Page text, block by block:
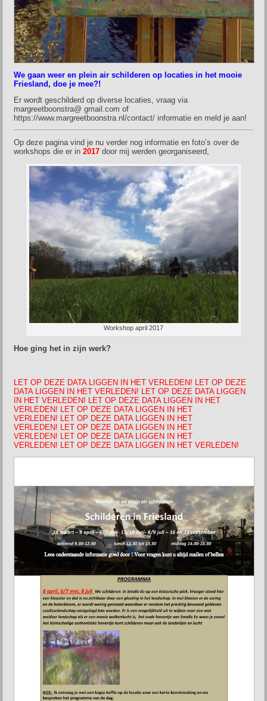
We gaan weer en plein air schilderen op locaties in het mooie
Friesland, doe je mee?!
Er wordt geschilderd op diverse locaties, vraag via
margreetboonstra@ gmail.com of
https://www.margreetboonstra.nl/contact/ informatie en meld je aan!
Op deze pagina vind je nu verder nog informatie en foto’s over de
workshops die er in2017 door mij werden georganiseerd,
Workshop april 2017
Hoe ging het in zijn werk?
LET OP DEZE DATA LIGGEN IN HET VERLEDEN! LET OP DEZE
DATA LIGGEN IN HET VERLEDEN! LET OP DEZE DATA LIGGEN
IN HET VERLEDEN! LET OP DEZE DATA LIGGEN IN HET
VERLEDEN! LET OP DEZE DATA LIGGEN IN HET
VERLEDEN! LET OP DEZE DATA LIGGEN IN HET
VERLEDEN! LET OP DEZE DATA LIGGEN IN HET
VERLEDEN! LET OP DEZE DATA LIGGEN IN HET
VERLEDEN! LET OP DEZE DATA LIGGEN IN HET VERLEDEN!